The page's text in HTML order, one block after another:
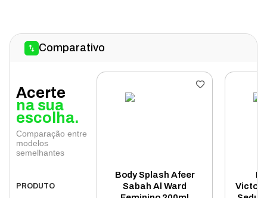
Comparativo
Acerte
na sua
escolha.
Comparação entre
modelos
semelhantes
PRODUTO
Body Splash Afeer
Sabah Al Ward